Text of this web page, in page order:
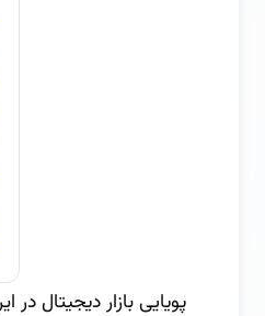
پویایی بازار دیجیتال